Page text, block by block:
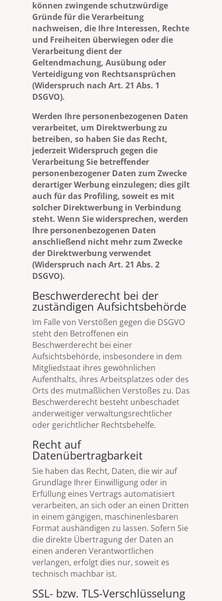
können zwingende schutzwürdige
Gründe für die Verarbeitung
nachweisen, die Ihre Interessen, Rechte
und Freiheiten überwiegen oder die
Verarbeitung dient der
Geltendmachung, Ausübung oder
Verteidigung von Rechtsansprüchen
(Widerspruch nach Art. 21 Abs. 1
DSGVO).
Werden Ihre personenbezogenen Daten
verarbeitet, um Direktwerbung zu
betreiben, so haben Sie das Recht,
jederzeit Widerspruch gegen die
Verarbeitung Sie betreffender
personenbezogener Daten zum Zwecke
derartiger Werbung einzulegen; dies gilt
auch für das Profiling, soweit es mit
solcher Direktwerbung in Verbindung
steht. Wenn Sie widersprechen, werden
Ihre personenbezogenen Daten
anschließend nicht mehr zum Zwecke
der Direktwerbung verwendet
(Widerspruch nach Art. 21 Abs. 2
DSGVO).
Beschwerderecht bei der
zuständigen Aufsichtsbehörde
Im Falle von Verstößen gegen die DSGVO
steht den Betroffenen ein
Beschwerderecht bei einer
Aufsichtsbehörde, insbesondere in dem
Mitgliedstaat ihres gewöhnlichen
Aufenthalts, ihres Arbeitsplatzes oder des
Orts des mutmaßlichen Verstoßes zu. Das
Beschwerderecht besteht unbeschadet
anderweitiger verwaltungsrechtlicher
oder gerichtlicher Rechtsbehelfe.
Recht auf
Datenübertragbarkeit
Sie haben das Recht, Daten, die wir auf
Grundlage Ihrer Einwilligung oder in
Erfüllung eines Vertrags automatisiert
verarbeiten, an sich oder an einen Dritten
in einem gängigen, maschinenlesbaren
Format aushändigen zu lassen. Sofern Sie
die direkte Übertragung der Daten an
einen anderen Verantwortlichen
verlangen, erfolgt dies nur, soweit es
technisch machbar ist.
SSL- bzw. TLS-Verschlüsselung